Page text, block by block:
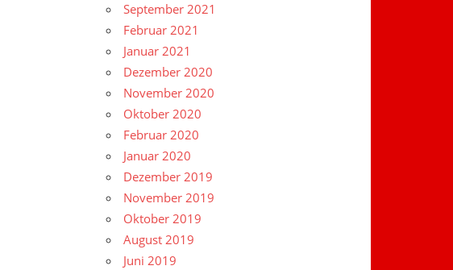
September 2021
Februar 2021
Januar 2021
Dezember 2020
November 2020
Oktober 2020
Februar 2020
Januar 2020
Dezember 2019
November 2019
Oktober 2019
August 2019
Juni 2019